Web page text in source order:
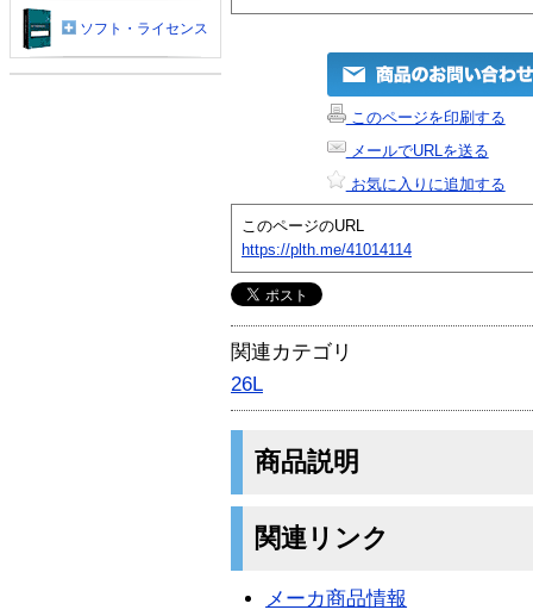
このページを印刷する
メールでURLを送る
お気に入りに追加する
このページのURL
https://plth.me/41014114
関連カテゴリ
26L
商品説明
関連リンク
メーカ商品情報
ソフト・ライセンス